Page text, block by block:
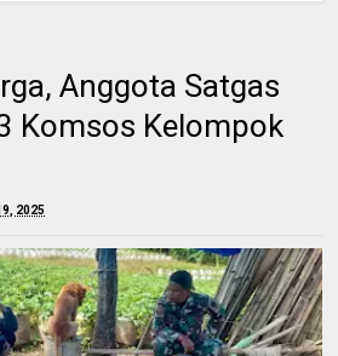
Anggota Satgas
Komsos Kelompok
2025